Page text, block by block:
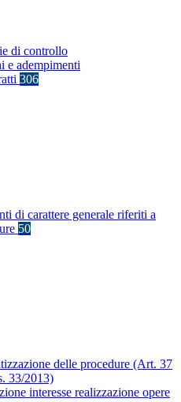
di controllo
e adempimenti
306
di carattere generale riferiti a
50
delle procedure (Art. 37
33/2013)
interesse realizzazione opere